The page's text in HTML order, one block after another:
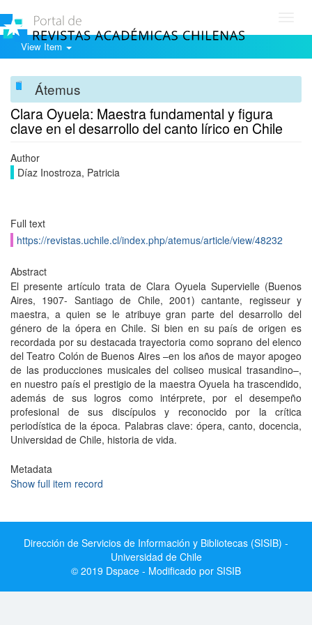
View Item
Átemus
Clara Oyuela: Maestra fundamental y figura
clave en el desarrollo del canto lírico en Chile
Author
Díaz Inostroza, Patricia
Full text
https://revistas.uchile.cl/index.php/atemus/article/view/48232
Abstract
El presente artículo trata de Clara Oyuela Supervielle (Buenos
Aires, 1907- Santiago de Chile, 2001) cantante, regisseur y
maestra, a quien se le atribuye gran parte del desarrollo del
género de la ópera en Chile. Si bien en su país de origen es
recordada por su destacada trayectoria como soprano del elenco
del Teatro Colón de Buenos Aires –en los años de mayor apogeo
de las producciones musicales del coliseo musical trasandino–,
en nuestro país el prestigio de la maestra Oyuela ha trascendido,
además de sus logros como intérprete, por el desempeño
profesional de sus discípulos y reconocido por la crítica
periodística de la época. Palabras clave: ópera, canto, docencia,
Universidad de Chile, historia de vida.
Metadata
Show full item record
Dirección de Servicios de Información y Bibliotecas (SISIB) -
Universidad de Chile
© 2019 Dspace - Modificado por SISIB